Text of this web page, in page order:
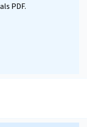
PDF.